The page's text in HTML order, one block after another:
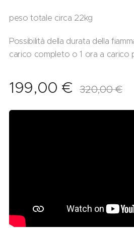
peso totale circa 22kg
Possibilità della durata della
carico completo o 1 ora a carico
199,00 € 320,00€